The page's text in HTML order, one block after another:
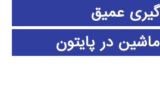
عمیق
در پایتون